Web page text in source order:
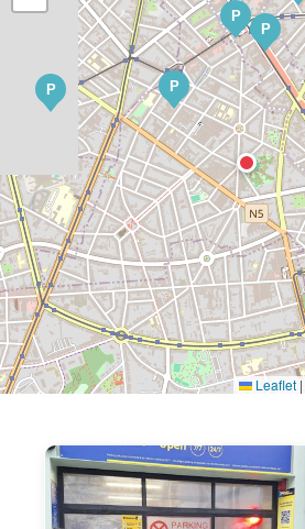
P
P
P
P
Leaflet |